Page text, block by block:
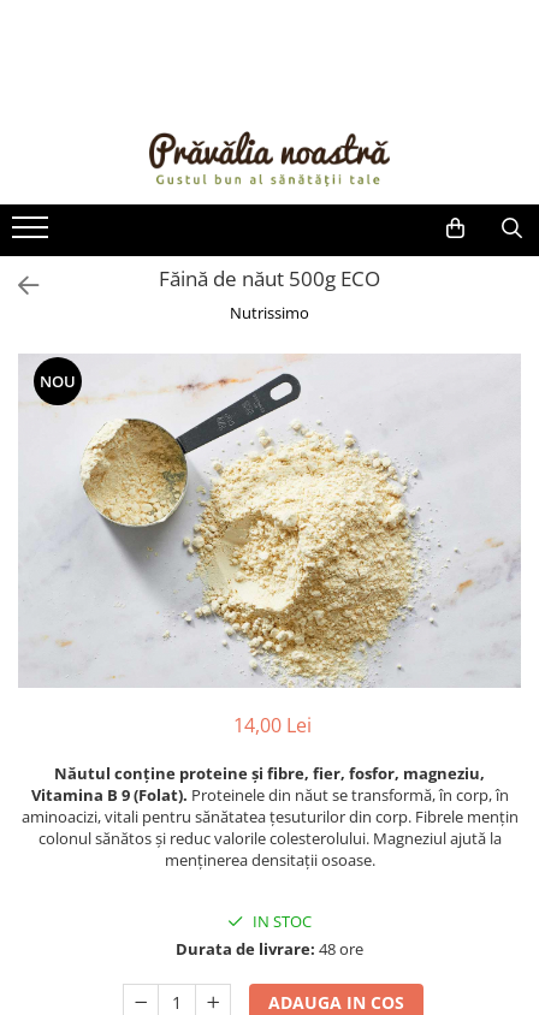
ULEIURI ȘI UNTURI
MĂSLINE
FRUCTE DESHIDRATATE
FRUCTE LA CONSERVĂ
OȚETURI ȘI SOSURI
SOSURI
FĂINĂ FĂRĂ GLUTEN
BĂUTURI / LAPTE VEGETAL
OREZ ȘI CEREALE
CREME ȘI PASTE TARTINABILE
CONDIMENTE
CEAIURI GRECEȘTI
CIOCOLATĂ ȘI CACAO
LACTATE
BACANIE
PRODUSE ECO / ORGANICE
PRODUSE ROMÂNEȘTI
REMEDII NATURISTE
TOATE PRODUSELE
Făină de năut 500g ECO
Nutrissimo
NOU
14,00 Lei
Năutul conține proteine și fibre, fier, fosfor, magneziu,
Vitamina B 9 (Folat). Proteinele din năut se transformă, în corp, în
aminoacizi, vitali pentru sănătatea țesuturilor din corp. Fibrele mențin
colonul sănătos și reduc valorile colesterolului. Magneziul ajută la
menținerea densitații osoase.
IN STOC
Durata de livrare: 48 ore
ADAUGA IN COS